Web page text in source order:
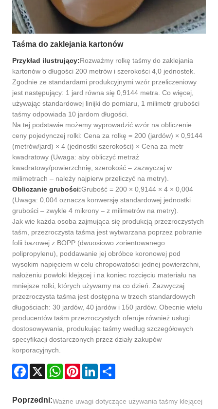
Taśma do zaklejania kartonów
Przykład ilustrujący:Rozważmy rolkę taśmy do zaklejania
kartonów o długości 200 metrów i szerokości 4,0 jednostek.
Zgodnie ze standardami produkcyjnymi wzór przeliczeniowy
jest następujący: 1 jard równa się 0,9144 metra. Co więcej,
używając standardowej linijki do pomiaru, 1 milimetr grubości
taśmy odpowiada 10 jardom długości.
Na tej podstawie możemy wyprowadzić wzór na obliczenie
ceny pojedynczej rolki: Cena za rolkę = 200 (jardów) × 0,9144
(metrów/jard) × 4 (jednostki szerokości) × Cena za metr
kwadratowy (Uwaga: aby obliczyć metraż
kwadratowy/powierzchnię, szerokość – zazwyczaj w
milimetrach – należy najpierw przeliczyć na metry).
Obliczanie grubości:Grubość = 200 × 0,9144 × 4 × 0,004
(Uwaga: 0,004 oznacza konwersję standardowej jednostki
grubości – zwykle 4 mikrony – z milimetrów na metry).
Jak wie każda osoba zajmująca się produkcją przezroczystych
taśm, przezroczysta taśma jest wytwarzana poprzez pobranie
folii bazowej z BOPP (dwuosiowo zorientowanego
polipropylenu), poddawanie jej obróbce koronowej pod
wysokim napięciem w celu chropowatości jednej powierzchni,
nałożeniu powłoki klejącej i na koniec rozcięciu materiału na
mniejsze rolki, których używamy na co dzień. Zazwyczaj
przezroczysta taśma jest dostępna w trzech standardowych
długościach: 30 jardów, 40 jardów i 150 jardów. Obecnie wielu
producentów taśm przezroczystych oferuje również usługi
dostosowywania, produkując taśmy według szczegółowych
specyfikacji dostarczonych przez działy zakupów
korporacyjnych.
Facebook
X WhatsAppPinterestLinkedIn
Poprzedni:Ważne uwagi dotyczące używania taśmy klejącej